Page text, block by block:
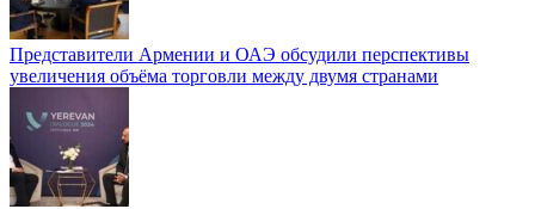
Представители Армении и ОАЭ обсудили перспективы
увеличения объёма торговли между двумя странами